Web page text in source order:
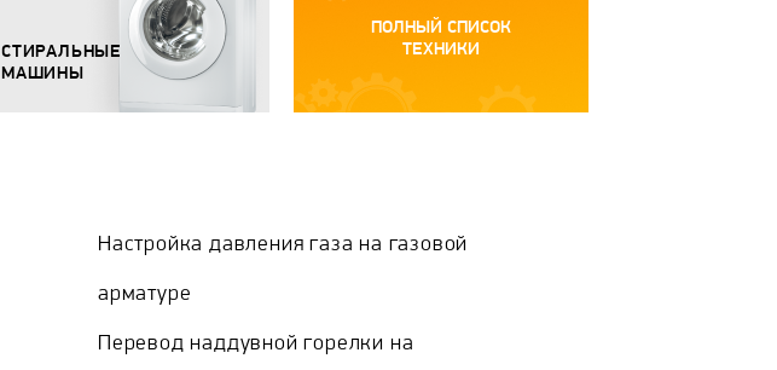
СТИРАЛЬНЫЕ
МАШИНЫ
ПОЛНЫЙ СПИСОК
ТЕХНИКИ
Настройка давления газа на газовой
арматуре
Перевод наддувной горелки на